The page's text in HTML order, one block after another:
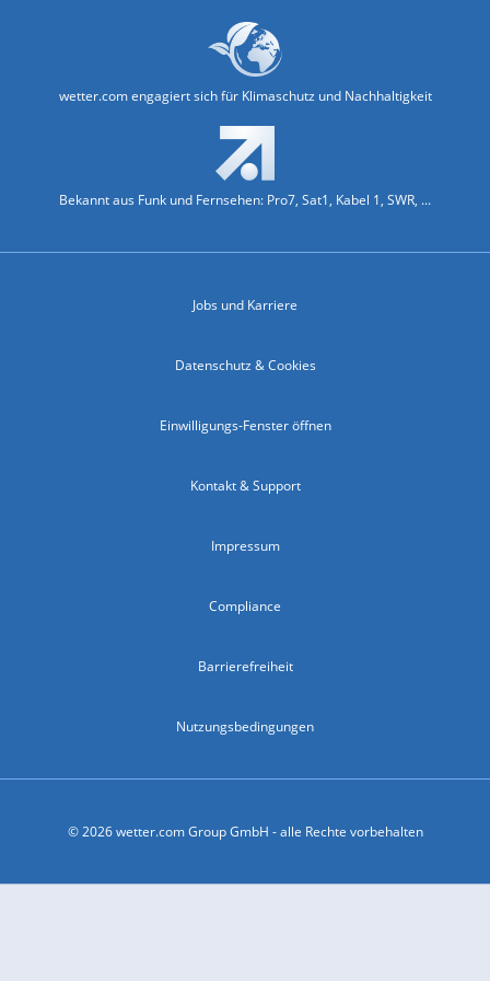
wetter.com engagiert sich für Klimaschutz und Nachhaltigkeit
Bekannt aus Funk und Fernsehen: Pro7, Sat1, Kabel 1, SWR, ...
Jobs und Karriere
Datenschutz & Cookies
Einwilligungs-Fenster öffnen
Kontakt & Support
Impressum
Compliance
Barrierefreiheit
Nutzungsbedingungen
© 2026 wetter.com Group GmbH - alle Rechte vorbehalten